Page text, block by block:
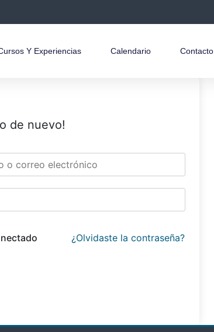
Y Experiencias Calendario Contacto
de nuevo!
¿Olvidaste la contraseña?